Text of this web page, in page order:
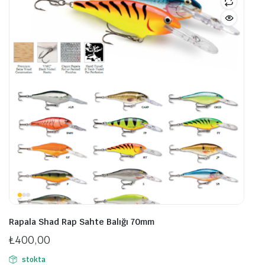
Seçenekler
sayfasından
Rapala Shad Rap Sahte Balığı 70mm
₺400,00
stokta